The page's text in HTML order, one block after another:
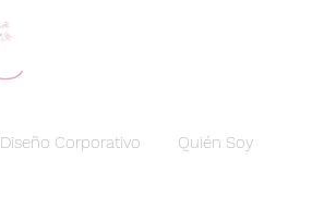
Diseño Corporativo Quién Soy